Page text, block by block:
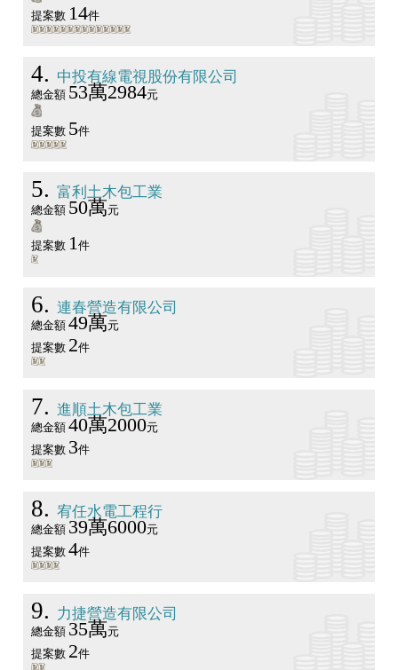
提案數 14件
4 中投有線電視股份有限公司
總金額 53萬2984元
提案數 5件
5 富利土木包工業
總金額 50萬元
提案數 1件
6 連春營造有限公司
總金額 49萬元
提案數 2件
7 進順土木包工業
總金額 40萬2000元
提案數 3件
8 宥任水電工程行
總金額 39萬6000元
提案數 4件
9 力捷營造有限公司
總金額 35萬元
提案數 2件